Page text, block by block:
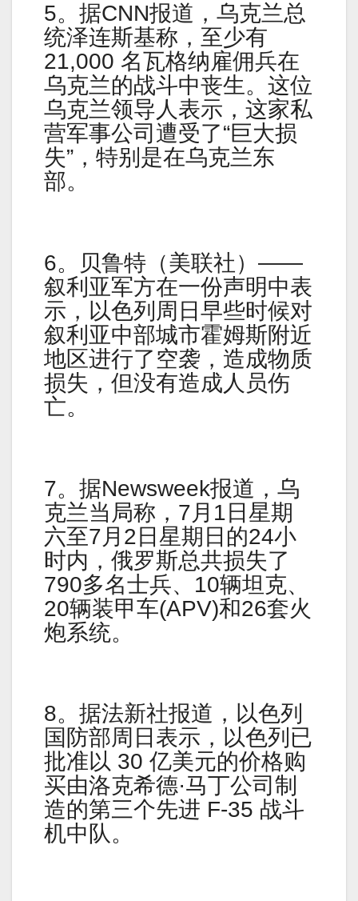
5。据CNN报道，乌克兰总
统泽连斯基称，至少有
21,000 名瓦格纳雇佣兵在
乌克兰的战斗中丧生。这位
乌克兰领导人表示，这家私
营军事公司遭受了“巨大损
失”，特别是在乌克兰东
部。
6。贝鲁特（美联社）——
叙利亚军方在一份声明中表
示，以色列周日早些时候对
叙利亚中部城市霍姆斯附近
地区进行了空袭，造成物质
损失，但没有造成人员伤
亡。
7。据Newsweek报道，乌
克兰当局称，7月1日星期
六至7月2日星期日的24小
时内，俄罗斯总共损失了
790多名士兵、10辆坦克、
20辆装甲车(APV)和26套火
炮系统。
8。据法新社报道，以色列
国防部周日表示，以色列已
批准以 30 亿美元的价格购
买由洛克希德·马丁公司制
造的第三个先进 F-35 战斗
机中队。